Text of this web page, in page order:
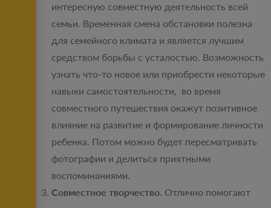
интересную совместную деятельность всей
семьи. Временная смена обстановки полезна
для семейного климата и является лучшим
средством борьбы с усталостью. Возможность
узнать что-то новое или приобрести некоторые
навыки самостоятельности, во время
совместного путешествия окажут позитивное
влияние на развитие и формирование личности
ребенка. Потом можно будет пересматривать
фотографии и делиться приятными
воспоминаниями.
Совместное творчество. Отлично помогают